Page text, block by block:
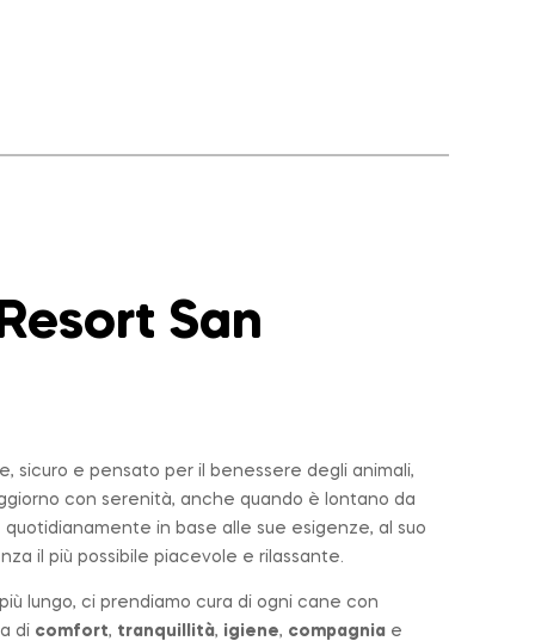
San
sicuro e pensato per il benessere degli animali,
con serenità, anche quando è lontano da
in base alle sue esigenze, al suo
il più possibile piacevole e rilassante.
lungo, ci prendiamo cura di ogni cane con
di comfort, tranquillità, igiene, compagniae